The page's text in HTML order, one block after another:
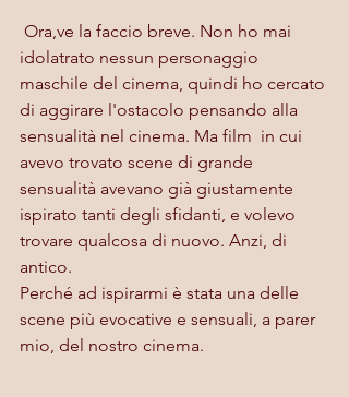
Ora,ve la faccio breve. Non ho mai
idolatrato nessun personaggio
maschile del cinema, quindi ho cercato
di aggirare l'ostacolo pensando alla
sensualità nel cinema. Ma film  in cui
avevo trovato scene di grande
sensualità avevano già giustamente
ispirato tanti degli sfidanti, e volevo
trovare qualcosa di nuovo. Anzi, di
antico.
Perché ad ispirarmi è stata una delle
scene più evocative e sensuali, a parer
mio, del nostro cinema.